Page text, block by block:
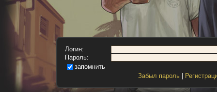
Логин:
Пароль:
запомнить
Забыл пароль|